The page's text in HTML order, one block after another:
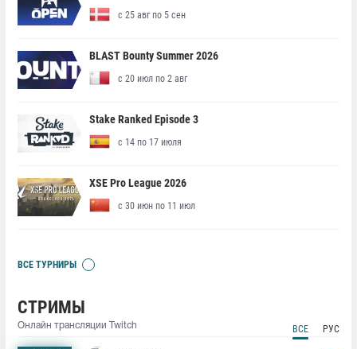
с 25 авг по 5 сен
BLAST Bounty Summer 2026
с 20 июл по 2 авг
Stake Ranked Episode 3
с 14 по 17 июля
XSE Pro League 2026
с 30 июн по 11 июл
ВСЕ ТУРНИРЫ
СТРИМЫ
Онлайн трансляции Twitch ВСЕ РУС